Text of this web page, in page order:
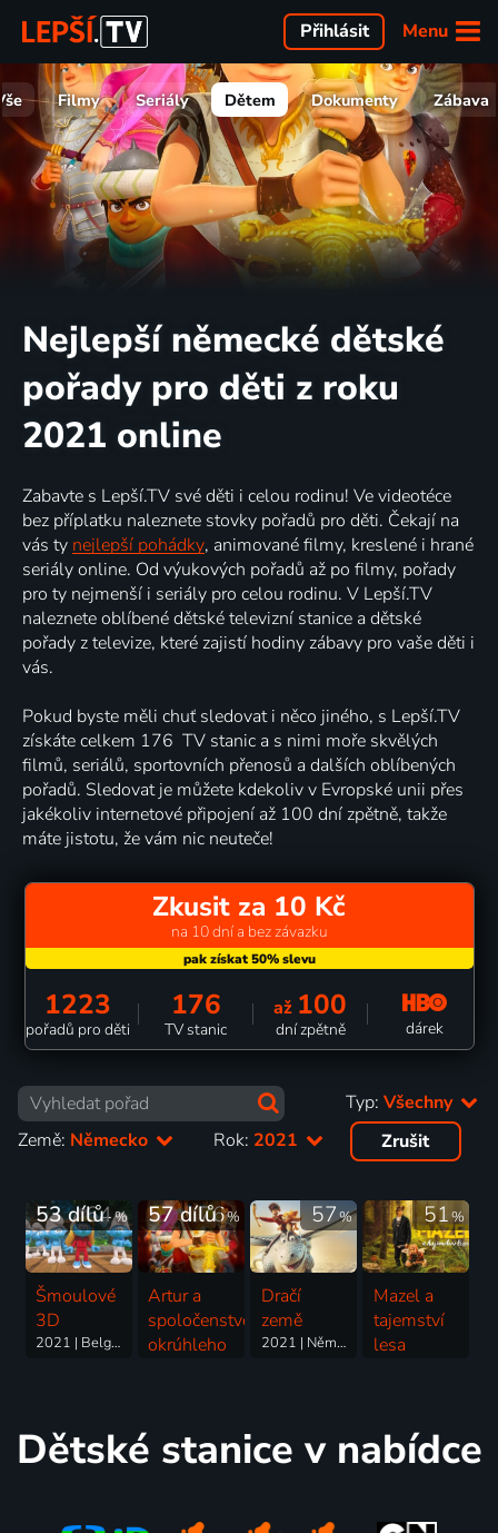
Menu
Přihlásit
Filmy Seriály Dětem Dokumenty Zábava
Nejlepší německé dětské
pořady pro děti z roku
2021 online
Zabavte s Lepší.TV své děti i celou rodinu! Ve videotéce
bez příplatku naleznete stovky pořadů pro děti. Čekají na
vás ty nejlepší pohádky, animované filmy, kreslené i hrané
seriály online. Od výukových pořadů až po filmy, pořady
pro ty nejmenší i seriály pro celou rodinu. V Lepší.TV
naleznete oblíbené dětské televizní stanice a dětské
pořady z televize, které zajistí hodiny zábavy pro vaše děti i
vás.
Pokud byste měli chuť sledovat i něco jiného, s Lepší.TV
získáte celkem 176 TV stanic a s nimi moře skvělých
filmů, seriálů, sportovních přenosů a dalších oblíbených
pořadů. Sledovat je můžete kdekoliv v Evropské unii přes
jakékoliv internetové připojení až 100 dní zpětně, takže
máte jistotu, že vám nic neuteče!
Zkusit za 10 Kč
na 10 dní a bez závazku
1223
pořadů pro děti
176
TV stanic
až 100
dní zpětně dárek
Typ: Všechny
Země: Německo Rok: 2021 Zrušit
64%
53 dílů
Šmoulové
3D
2021 | Belgie, USA, Francie, Německo | Animovaný, Dobrodružný, Fantasy, Komedie, Rodinný
76%
57 dílů
Artur a
spoločenstvo
okrúhleho
57%
Dračí
země
2021 | Německo | Animovaný, Dobrodružný, Rodinný
51%
Mazel a
tajemství
lesa
Dětské stanice v nabídce